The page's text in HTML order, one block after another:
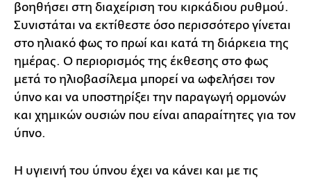
βοηθήσει στη διαχείριση του κιρκάδιου ρυθμού.
Συνιστάται να εκτίθεστε όσο περισσότερο γίνεται
στο ηλιακό φως το πρωί και κατά τη διάρκεια της
ημέρας. Ο περιορισμός της έκθεσης στο φως
μετά το ηλιοβασίλεμα μπορεί να ωφελήσει τον
ύπνο και να υποστηρίξει την παραγωγή ορμονών
και χημικών ουσιών που είναι απαραίτητες για τον
ύπνο.
Η υγιεινή του ύπνου έχει να κάνει και με τις